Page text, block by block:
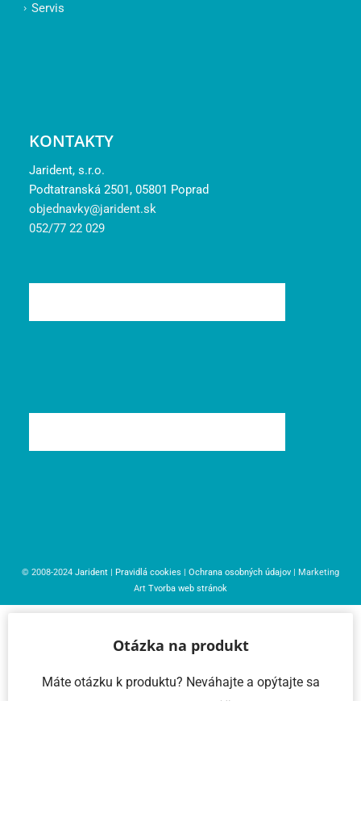
Servis
KONTAKTY
Jarident, s.r.o.
Podtatranská 2501, 05801 Poprad
objednavky@jarident.sk
052/77 22 029
© 2008-2024 Jarident Pravidlá cookies Ochrana osobných údajov | Marketing
Art Tvorba web stránok
Otázka na produkt
Máte otázku k produktu? Neváhajte a opýtajte sa